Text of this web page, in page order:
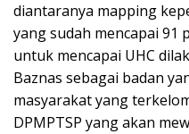
diantaranya mapping
yang sudah mencapai 91
untuk mencapai UHC
Baznas sebagai badan
masyarakat yang
DPMPTSP yang akan